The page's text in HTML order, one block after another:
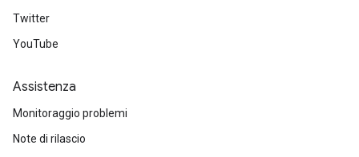
Twitter
YouTube
Assistenza
Monitoraggio problemi
Note di rilascio